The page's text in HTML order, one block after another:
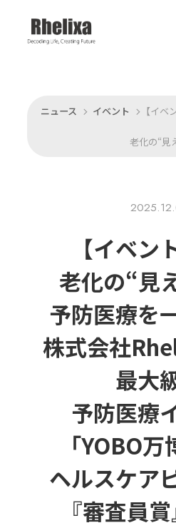
ニュース イベント 【イベ
老化の“見える化”で予防医療を一歩先へ。株式
【イベン
老化の“見
予防医療を
株式会社
最大
予防医療
「YOBO万
ヘルスケア
『審査員賞